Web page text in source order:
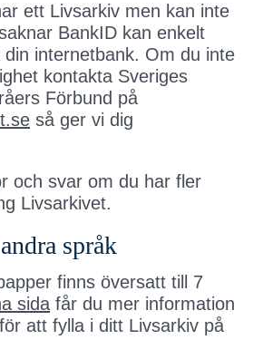
ett Livsarkiv men kan inte
BankID kan enkelt
internetbank. Om du inte
kontakta Sveriges
Förbund på
så ger vi dig
och svar om du har fler
Livsarkivet.
språk
finns översatt till 7
sida får du mer information
att fylla i ditt Livsarkiv på